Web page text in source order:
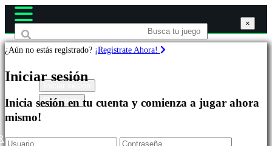
Juegos
Destacados
Novedades
Free
Regístrate
×
¿Aún no estás registrado? ¡Regístrate Ahora!
Iniciar sesión
Inicia sesión en tu cuenta y comienza a jugar ahora
mismo!
×
×